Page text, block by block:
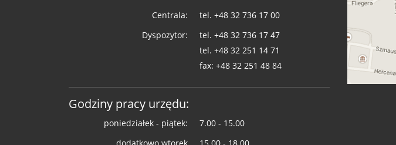
Centrala: tel. +48 32 736 17 00
Dyspozytor:
tel. +48 32 736 17 47
tel. +48 32 251 14 71
fax: +48 32 251 48 84
Godziny pracy urzędu:
poniedziałek - piątek:
7.00 - 15.00